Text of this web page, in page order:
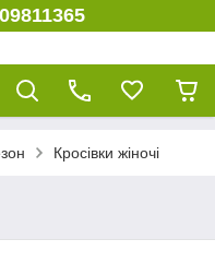
Кросівки жіночі